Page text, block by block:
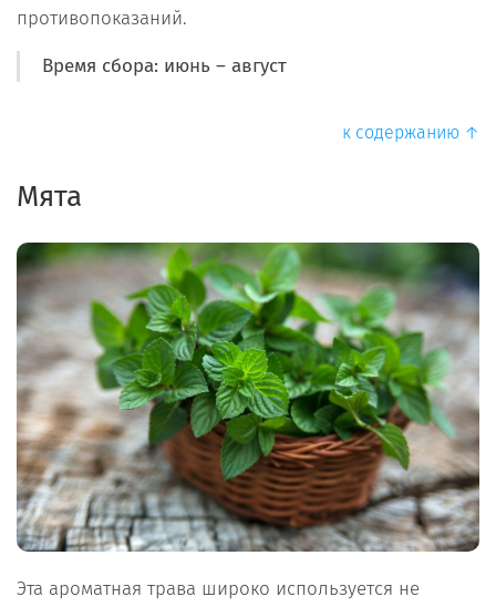
противопоказаний.
Время сбора: июнь – август
к содержанию ↑
Мята
Эта ароматная трава широко используется не